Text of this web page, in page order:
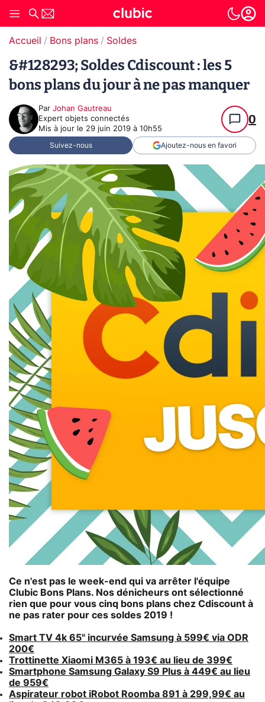
Accueil Bons plans Soldes
&#128293; Soldes Cdiscount : les 5
bons plans du jour à ne pas manquer
Par Johan Gautreau
Expert objets connectés
Mis à jour le 29 juin 2019 à 10h55
0
Suivez-nous Ajoutez-nous en favori
Ce n'est pas le week-end qui va arrêter l'équipe
Clubic Bons Plans. Nos dénicheurs ont sélectionné
rien que pour vous cinq bons plans chez Cdiscount à
ne pas rater pour ces soldes 2019 !
Smart TV 4k 65" incurvée Samsung à 599€ via ODR
200€
Trottinette Xiaomi M365 à 193€ au lieu de 399€
Smartphone Samsung Galaxy S9 Plus à 449€ au lieu
de 959€
Aspirateur robot iRobot Roomba 891 à 299,99€ au